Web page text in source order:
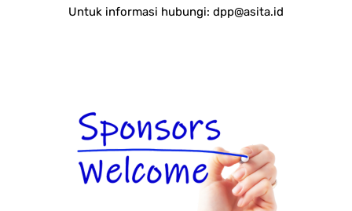
Untuk informasi hubungi: dpp@asita.id